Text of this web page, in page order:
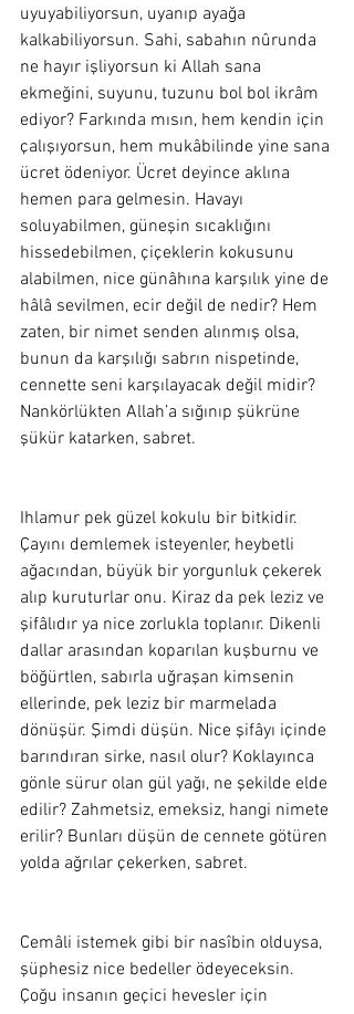
uyuyabiliyorsun, uyanıp ayağa
kalkabiliyorsun. Sahi, sabahın nûrunda
ne hayır işliyorsun ki Allah sana
ekmeğini, suyunu, tuzunu bol bol ikrâm
ediyor? Farkında mısın, hem kendin için
çalışıyorsun, hem mukâbilinde yine sana
ücret ödeniyor. Ücret deyince aklına
hemen para gelmesin. Havayı
soluyabilmen, güneşin sıcaklığını
hissedebilmen, çiçeklerin kokusunu
alabilmen, nice günâhına karşılık yine de
hâlâ sevilmen, ecir değil de nedir? Hem
zaten, bir nimet senden alınmış olsa,
bunun da karşılığı sabrın nispetinde,
cennette seni karşılayacak değil midir?
Nankörlükten Allah’a sığınıp şükrüne
şükür katarken, sabret.
Ihlamur pek güzel kokulu bir bitkidir.
Çayını demlemek isteyenler, heybetli
ağacından, büyük bir yorgunluk çekerek
alıp kuruturlar onu. Kiraz da pek leziz ve
şifâlıdır ya nice zorlukla toplanır. Dikenli
dallar arasından koparılan kuşburnu ve
böğürtlen, sabırla uğraşan kimsenin
ellerinde, pek leziz bir marmelada
dönüşür. Şimdi düşün. Nice şifâyı içinde
barındıran sirke, nasıl olur? Koklayınca
gönle sürur olan gül yağı, ne şekilde elde
edilir? Zahmetsiz, emeksiz, hangi nimete
erilir? Bunları düşün de cennete götüren
yolda ağrılar çekerken, sabret.
Cemâli istemek gibi bir nasîbin olduysa,
şüphesiz nice bedeller ödeyeceksin.
Çoğu insanın geçici hevesler için